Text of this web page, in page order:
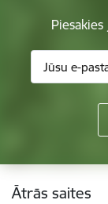
Kājene
Ātrās saites